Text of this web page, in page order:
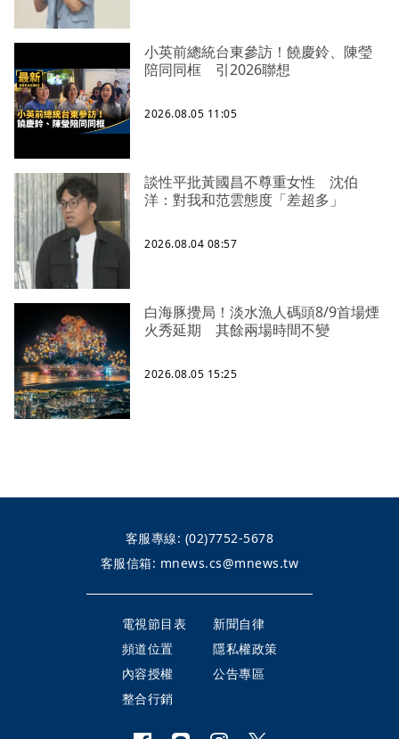
小英前總統台東參訪！饒慶鈴、陳瑩
陪同同框 引2026聯想
2026.08.05 11:05
談性平批黃國昌不尊重女性 沈伯
洋：對我和范雲態度「差超多」
2026.08.04 08:57
白海豚攪局！淡水漁人碼頭8/9首場煙
火秀延期 其餘兩場時間不變
2026.08.05 15:25
客服專線: (02)7752-5678
客服信箱: mnews.cs@mnews.tw
電視節目表
新聞自律
頻道位置
隱私權政策
內容授權
公告專區
整合行銷